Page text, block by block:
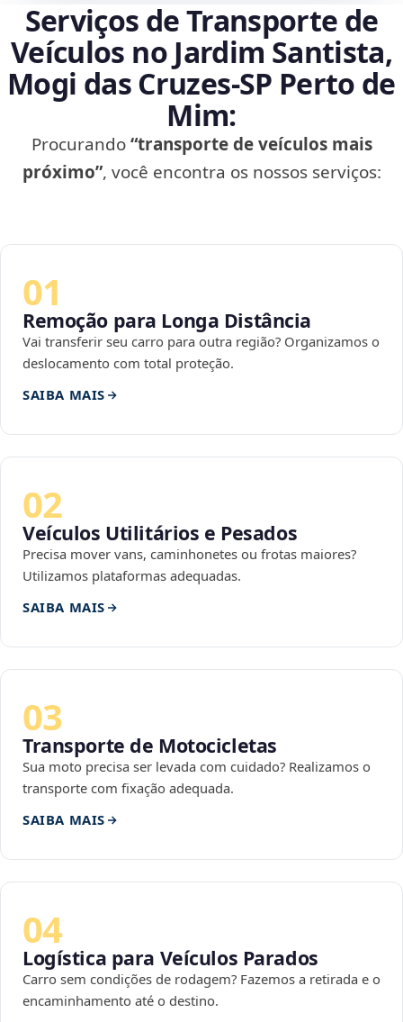
Serviços de Transporte de
Veículos no Jardim Santista,
Mogi das Cruzes‑SP Perto de
Mim:
Procurando“transporte de veículos mais
próximo”, você encontra os nossos serviços:
01
Remoção para Longa Distância
Vai transferir seu carro para outra região? Organizamos o
deslocamento com total proteção.
SAIBA MAIS
02
Veículos Utilitários e Pesados
Precisa mover vans, caminhonetes ou frotas maiores?
Utilizamos plataformas adequadas.
SAIBA MAIS
03
Transporte de Motocicletas
Sua moto precisa ser levada com cuidado? Realizamos o
transporte com fixação adequada.
SAIBA MAIS
04
Logística para Veículos Parados
Carro sem condições de rodagem? Fazemos a retirada e o
encaminhamento até o destino.